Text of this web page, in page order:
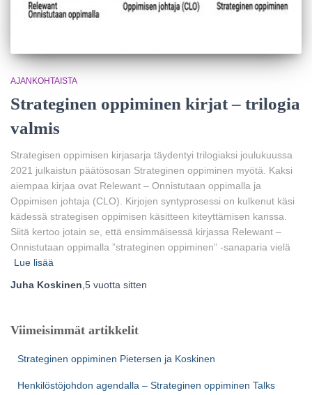
AJANKOHTAISTA
Strateginen oppiminen kirjat – trilogia
valmis
Strategisen oppimisen kirjasarja täydentyi trilogiaksi joulukuussa
2021 julkaistun päätösosan Strateginen oppiminen myötä. Kaksi
aiempaa kirjaa ovat Relewant – Onnistutaan oppimalla ja
Oppimisen johtaja (CLO). Kirjojen syntyprosessi on kulkenut käsi
kädessä strategisen oppimisen käsitteen kiteyttämisen kanssa.
Siitä kertoo jotain se, että ensimmäisessä kirjassa Relewant –
Onnistutaan oppimalla ”strateginen oppiminen” -sanaparia vielä
Lue lisää
Juha Koskinen 5 vuotta sitten
Viimeisimmät artikkelit
Strateginen oppiminen Pietersen ja Koskinen
Henkilöstöjohdon agendalla – Strateginen oppiminen Talks